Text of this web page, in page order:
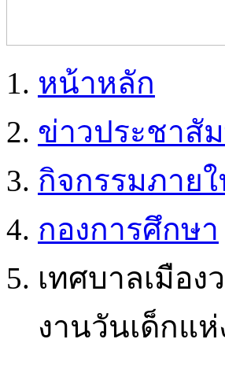
หน้าหลัก
ข่าวประชาสั
กิจกรรมภาย
กองการศึกษา
เทศบาลเมือ
งานวันเด็กแ